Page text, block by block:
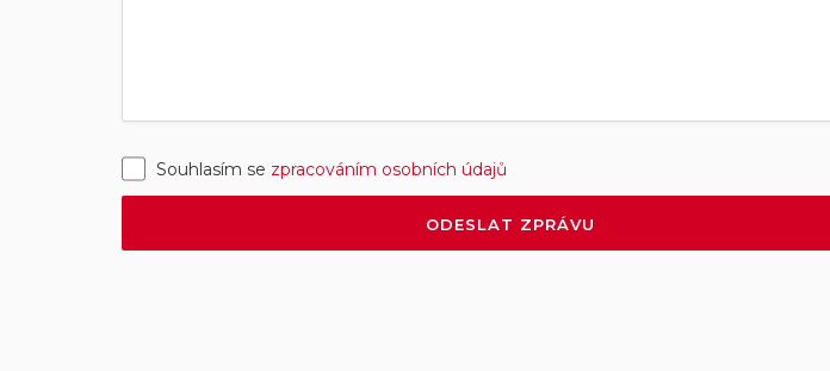
Souhlasím se zpracováním osobních údajů
ODESLAT ZPRÁVU